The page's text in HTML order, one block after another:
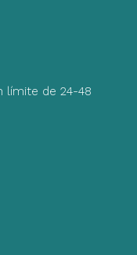
límite de 24-48